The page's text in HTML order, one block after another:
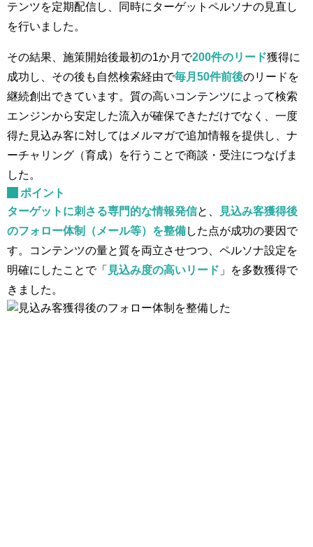
テンツを定期配信し、同時にターゲットペルソナの見直し
を行いました。
その結果、施策開始後最初の1か月で200件のリード獲得に
成功し、その後も自然検索経由で毎月50件前後のリードを
継続創出できています​。質の高いコンテンツによって検索
エンジンから安定した流入が確保できただけでなく、一度
得た見込み客に対してはメルマガで追加情報を提供し、ナ
ーチャリング（育成）を行うことで商談・受注につなげま
した。
ポイント
ターゲットに刺さる専門的な情報発信と、
見込み客獲得後
のフォロー体制（メール等）を整備した点が成功の要因で
す。コンテンツの量と質を両立させつつ、ペルソナ設定を
明確にしたことで「 見込み度の高いリード 」を多数獲得で
きました。